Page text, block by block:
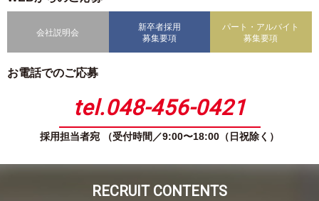
会社説明会
新卒者採用
募集要項
パート・アルバイト
募集要項
お電話でのご応募
tel.048-456-0421
採用担当者宛 （受付時間／9:00〜18:00（日祝除く）
RECRUIT CONTENTS